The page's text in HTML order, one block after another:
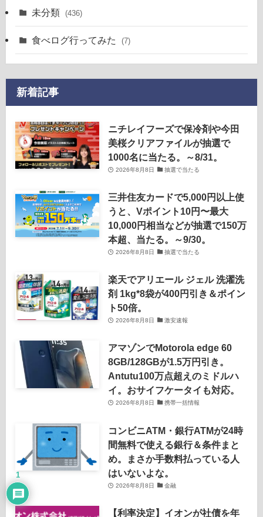
未分類 (436)
食べログ行ってみた (7)
新着記事
ニチレイフーズで保冷剤や今田
美桜クリアファイルが抽選で
1000名に当たる。～8/31。
2026年8月8日 抽選で当たる
三井住友カードで5,000円以上使
うと、Vポイント10円〜最大
10,000円相当などが抽選で150万
本超、当たる。～9/30。
2026年8月8日 抽選で当たる
楽天でアリエール ジェル 洗濯洗
剤 1kg*8袋が400円引き＆ポイン
ト50倍。
2026年8月8日 激安速報
アマゾンでMotorola edge 60
8GB/128GBが1.5万円引き。
Antutu100万点超えのミドルハ
イ。おサイフケータイも対応。
2026年8月8日 携帯一括情報
コンビニATM・銀行ATMが24時
間無料で使える銀行＆条件まと
め。まさか手数料払っている人
はいないよな。
2026年8月8日 金融
【利率決定】イオンが社債を年
1